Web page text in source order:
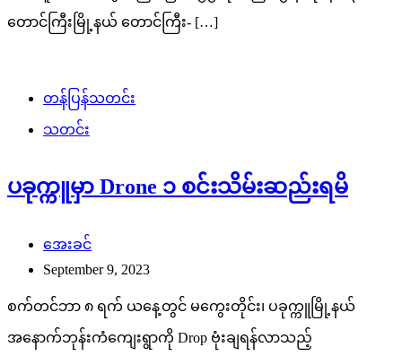
တောင်ကြီးမြို့နယ် တောင်ကြီး- […]
တန်ပြန်သတင်း
သတင်း
ပခုက္ကူမှာ Drone ၁ စင်းသိမ်းဆည်းရမိ
အေးခင်
September 9, 2023
စက်တင်ဘာ ၈ ရက် ယနေ့တွင် မကွေးတိုင်း၊ ပခုက္ကူမြို့နယ်
အနောက်ဘုန်းကံကျေးရွာကို Drop ဗုံးချရန်လာသည့်